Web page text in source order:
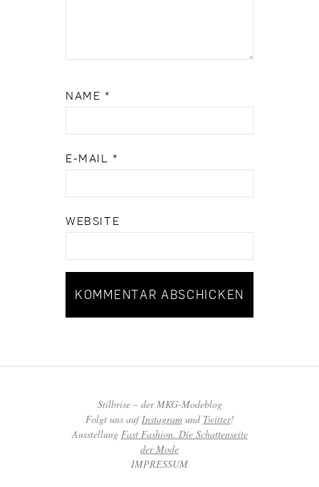
NAME *
E-MAIL*
WEBSITE
Stilbrise – der MKG-Modeblog
Folgt uns aufInstagram und Twitter!
Ausstellung Fast Fashion. Die Schattenseite
der Mode
IMPRESSUM